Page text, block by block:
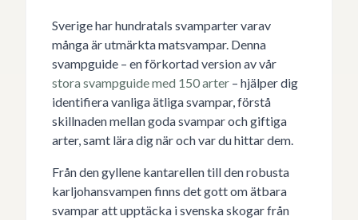
Sverige har hundratals svamparter varav
många är utmärkta matsvampar. Denna
svampguide – en förkortad version av vår
stora svampguide med 150 arter – hjälper dig
identifiera vanliga ätliga svampar, förstå
skillnaden mellan goda svampar och giftiga
arter, samt lära dig när och var du hittar dem.
Från den gyllene kantarellen till den robusta
karljohansvampen finns det gott om ätbara
svampar att upptäcka i svenska skogar från